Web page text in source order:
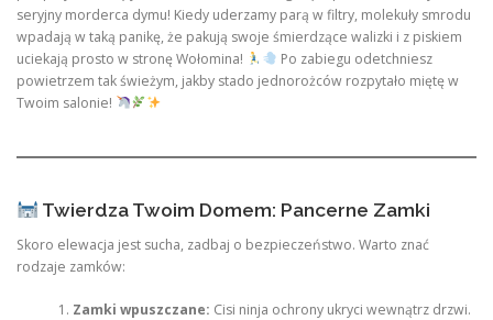
seryjny morderca dymu! Kiedy uderzamy parą w filtry, molekuły smrodu
wpadają w taką panikę, że pakują swoje śmierdzące walizki i z piskiem
uciekają prosto w stronę Wołomina!
Po zabiegu odetchniesz
powietrzem tak świeżym, jakby stado jednorożców rozpytało miętę w
Twoim salonie!
Twierdza Twoim Domem: Pancerne Zamki
Skoro elewacja jest sucha, zadbaj o bezpieczeństwo. Warto znać
rodzaje zamków:
Zamki wpuszczane: Cisi ninja ochrony ukryci wewnątrz drzwi.